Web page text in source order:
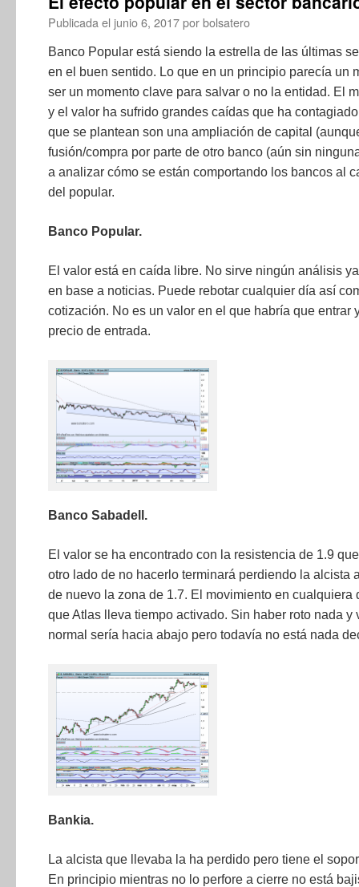
Publicada el junio 6, 2017porbolsatero
Banco Popular está siendo la estrella de las últimas
en el buen sentido. Lo que en un principio parecía un
ser un momento clave para salvar o no la entidad. El
y el valor ha sufrido grandes caídas que ha
que se plantean son una ampliación de capital
fusión/compra por parte de otro banco (aún sin
a analizar cómo se están comportando los bancos al
del popular.
Banco Popular.
El valor está en caída libre. No sirve ningún análisis
en base a noticias. Puede rebotar cualquier día así
cotización. No es un valor en el que habría que entrar
precio de entrada.
Banco Sabadell.
El valor se ha encontrado con la resistencia de 1.9
otro lado de no hacerlo terminará perdiendo la alcista
de nuevo la zona de 1.7. El movimiento en cualquiera
que Atlas lleva tiempo activado. Sin haber roto nada y
normal sería hacia abajo pero todavía no está nada
Bankia.
La alcista que llevaba la ha perdido pero tiene el
En principio mientras no lo perfore a cierre no está